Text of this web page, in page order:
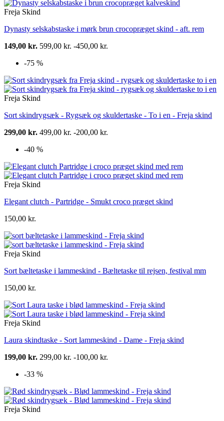
Freja Skind
Dynasty selskabstaske i mørk brun crocopræget skind - aft. rem
149,00 kr. 599,00 kr. -450,00 kr.
-75 %
Freja Skind
Sort skindrygsæk - Rygsæk og skuldertaske - To i en - Freja skind
299,00 kr. 499,00 kr. -200,00 kr.
-40 %
Freja Skind
Elegant clutch - Partridge - Smukt croco præget skind
150,00 kr.
Freja Skind
Sort bæltetaske i lammeskind - Bæltetaske til rejsen, festival mm
150,00 kr.
Freja Skind
Laura skindtaske - Sort lammeskind - Dame - Freja skind
199,00 kr. 299,00 kr. -100,00 kr.
-33 %
Freja Skind